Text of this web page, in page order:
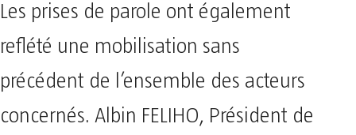
Les prises de parole ont également
reflété une mobilisation sans
précédent de l’ensemble des acteurs
concernés. Albin FELIHO, Président de